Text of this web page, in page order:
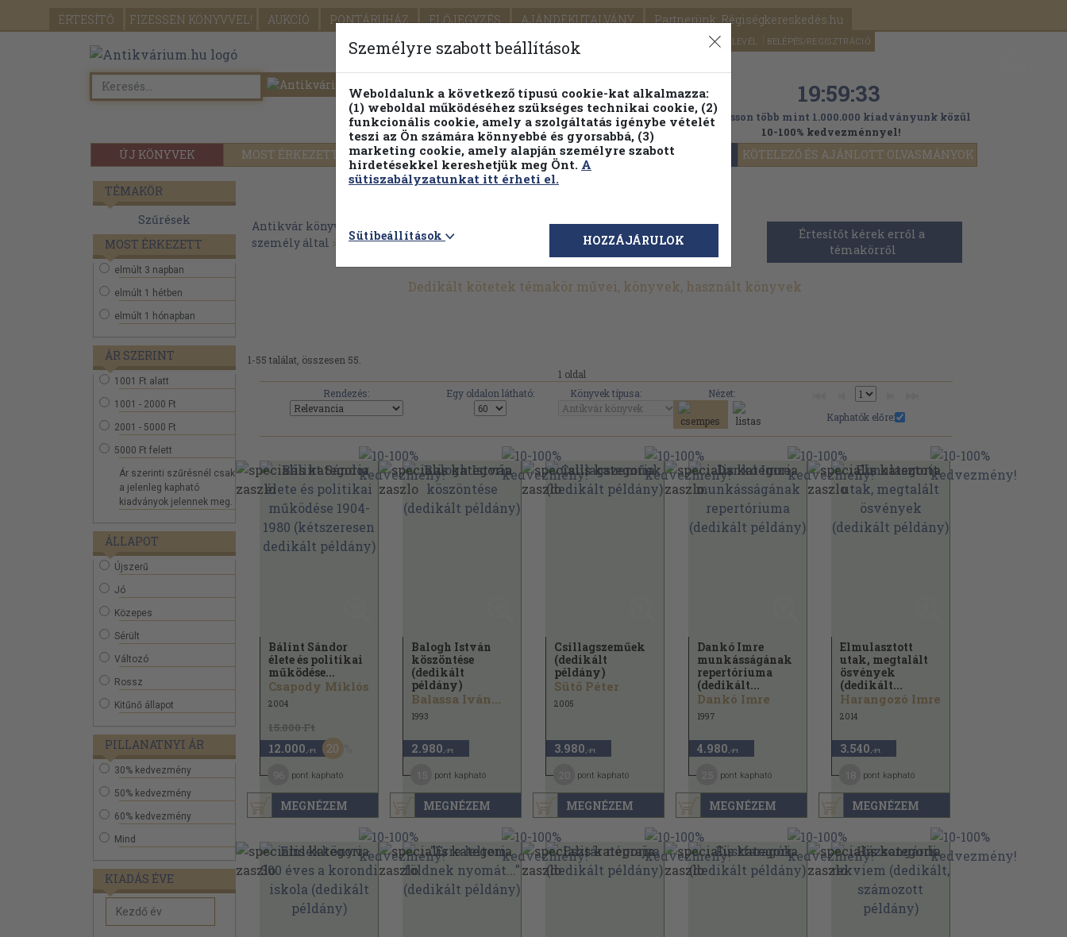
ÉRTESÍTŐ FIZESSEN KÖNYVVEL! AUKCIÓ PONTÁRUHÁZ ELŐJEGYZÉS AJÁNDÉKUTALVÁNY Partnerünk: Régiségkereskedés.hu
SEGÍTSÉG HÍRLEVÉL BELÉPÉS/REGISZTRÁCIÓ
ÚJ KÖNYVEK MOST ÉRKEZETT PILLANATNYI ÁRAINK FENNTARTHATÓ OLVASMÁNYOK KÖTELEZŐ ÉS AJÁNLOTT OLVASMÁNYOK
Részletes kereső Témaköri fa 19:59:31
Válogasson több mint 1.000.000 kiadványunk közül
10-100% kedvezménnyel!
TÉMAKÖR
Szűrések
MOST ÉRKEZETT
elmúlt 3 napban
elmúlt 1 hétben
elmúlt 1 hónapban
ÁR SZERINT
1001 Ft alatt
1001 - 2000 Ft
2001 - 5000 Ft
5000 Ft felett
Ár szerinti szűrésnél csak
a jelenleg kapható
kiadványok jelennek meg.
ÁLLAPOT
Újszerű
Jó
Közepes
Sérült
Változó
Rossz
Kitűnő állapot
PILLANATNYI ÁR
30% kedvezmény
50% kedvezmény
60% kedvezmény
Mind
KIADÁS ÉVE
Antikvár könyvek Néprajz>Egyéb kapcsolódó
személy által > Dedikált kötetek
Értesítőt kérek erről a
témakörről
Dedikált kötetek témakör művei, könyvek, használt könyvek
1-55 találat, összesen 55.
1 oldal
Rendezés:
Egy oldalon látható: Könyvek típusa:
Nézet:
Kaphatók előre:
MEGNÉZEM
Bálint Sándor
élete és politikai
működése...
Csapody Miklós
2004
15.000 Ft
12.000 ,-Ft 20
pont kapható
MEGNÉZEM
Balogh István
köszöntése
(dedikált
példány)
Balassa Iván...
1993
2.980 ,-Ft
pont kapható
MEGNÉZEM
Csillagszeműek
(dedikált
példány)
Sütő Péter
2005
3.980 ,-Ft
pont kapható
MEGNÉZEM
Dankó Imre
munkásságának
repertóriuma
(dedikált...
Dankó Imre
1997
4.980 ,-Ft
pont kapható
MEGNÉZEM
Elmulasztott
utak, megtalált
ösvények
(dedikált...
Harangozó Imre
2014
3.540 ,-Ft
pont kapható
Személyre szabott beállítások
Weboldalunk a következő típusú cookie-kat alkalmazza:
(1) weboldal működéséhez szükséges technikai cookie, (2)
funkcionális cookie, amely a szolgáltatás igénybe vételét
teszi az Ön számára könnyebbé és gyorsabbá, (3)
marketing cookie, amely alapján személyre szabott
hirdetésekkel kereshetjük meg Önt. A
sütiszabályzatunkat itt érheti el.
Sütibeállítások HOZZÁJÁRULOK